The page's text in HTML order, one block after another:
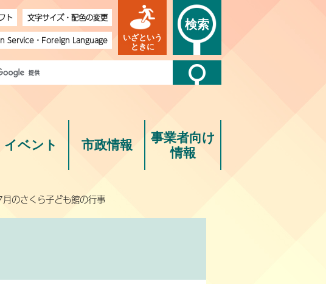
ト
文字サイズ・配色の変更
Service・ Foreign Language
いざという
ときに
検索
イベント 市政情報
事業者向け
情報
のさくら子ども館の行事